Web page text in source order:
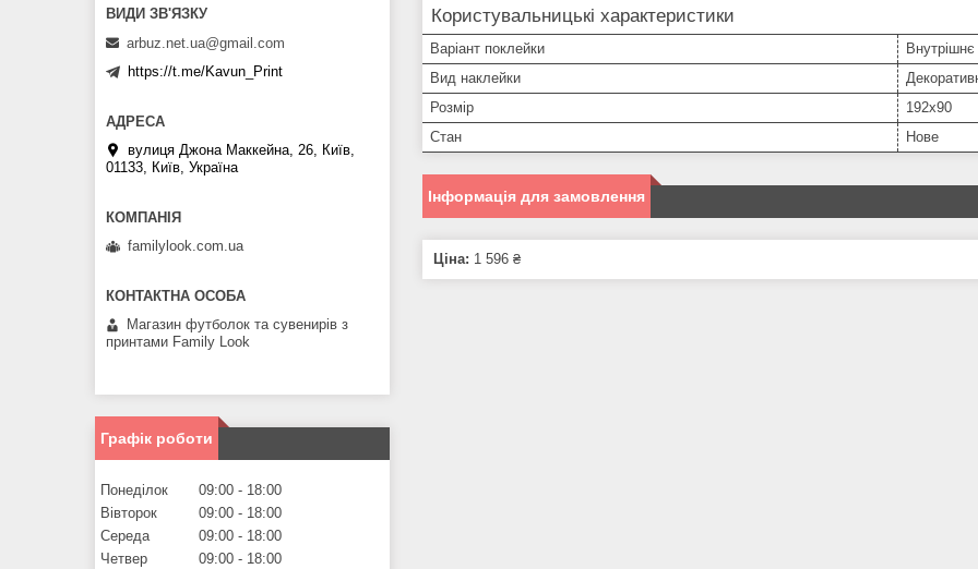
Користувальницькі характеристики
Варіант поклейки
Внутрішнє
Вид наклейки
Розмір
192х90
Стан
Нове
Інформація для замовлення
Ціна: 1 596 ₴
arbuz.net.ua@gmail.com
https://t.me/Kavun_Print
вулиця Джона Маккейна, 26, Київ,
01133, Київ, Україна
familylook.com.ua
Магазин футболок та сувенирів з
принтами Family Look
Графік роботи
Понеділок 09:00
18:00
Вівторок
09:00
18:00
Середа
09:00
18:00
Четвер
09:00
18:00